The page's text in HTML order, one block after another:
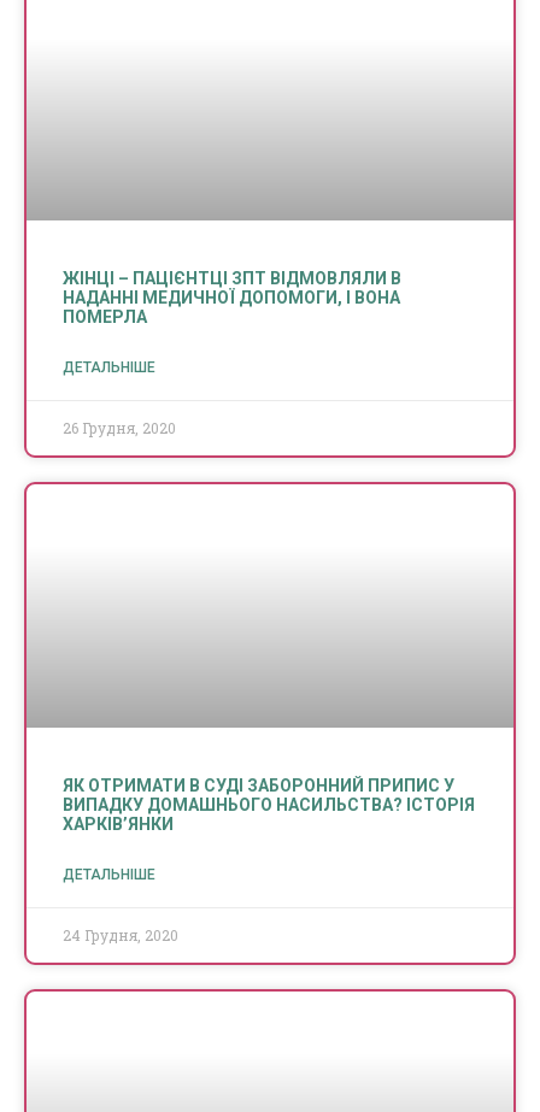
ЖІНЦІ – ПАЦІЄНТЦІ ЗПТ ВІДМОВЛЯЛИ В
НАДАННІ МЕДИЧНОЇ ДОПОМОГИ, І ВОНА
ПОМЕРЛА
ДЕТАЛЬНІШЕ
26 Грудня, 2020
ЯК ОТРИМАТИ В СУДІ ЗАБОРОННИЙ ПРИПИС У
ВИПАДКУ ДОМАШНЬОГО НАСИЛЬСТВА? ІСТОРІЯ
ХАРКІВ’ЯНКИ
ДЕТАЛЬНІШЕ
24 Грудня, 2020